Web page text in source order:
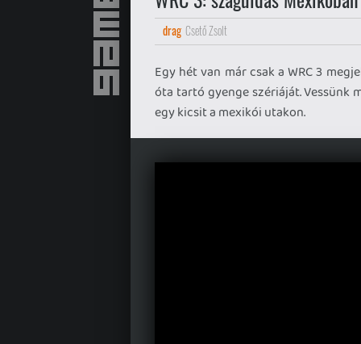
drag Csető Zsolt
Egy hét van már csak a WRC 3
óta tartó gyenge szériáját. Vessünk
egy kicsit a mexikói utakon.